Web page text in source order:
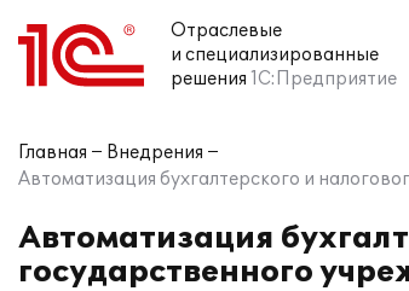
Отраслевые
и специализированные
решения 1С:Предприятие
Главная
Внедрения
Автоматизация бухгалтерского и
Автоматизация
государственного